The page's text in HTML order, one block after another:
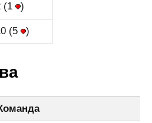
(1 )
(5 )